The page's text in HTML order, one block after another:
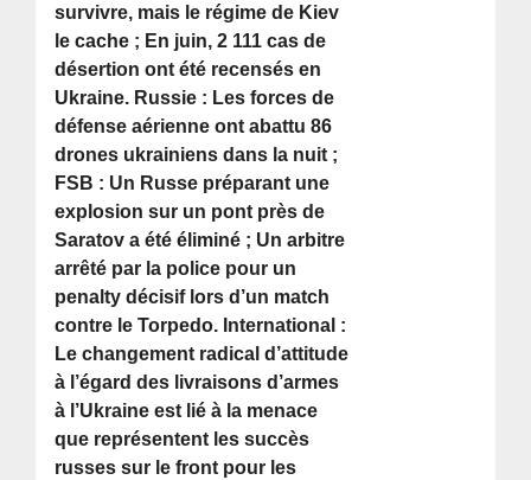
survivre, mais le régime de Kiev
le cache ; En juin, 2 111 cas de
désertion ont été recensés en
Ukraine. Russie : Les forces de
défense aérienne ont abattu 86
drones ukrainiens dans la nuit ;
FSB : Un Russe préparant une
explosion sur un pont près de
Saratov a été éliminé ; Un arbitre
arrêté par la police pour un
penalty décisif lors d’un match
contre le Torpedo. International :
Le changement radical d’attitude
à l’égard des livraisons d’armes
à l’Ukraine est lié à la menace
que représentent les succès
russes sur le front pour les